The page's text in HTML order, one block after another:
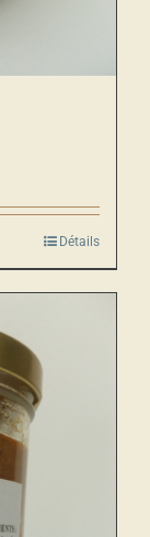
Détails